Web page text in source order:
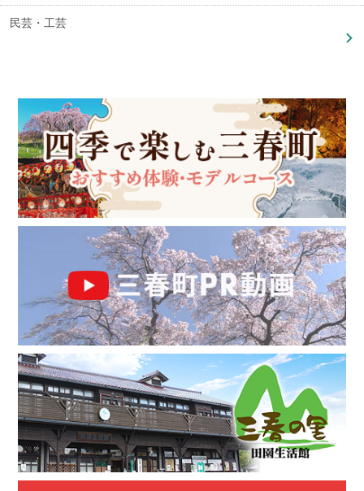
民芸・工芸